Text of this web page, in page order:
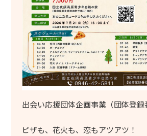
出会い応援団体企画事業（団体登録
ピザも、花火も、恋もアツアツ！